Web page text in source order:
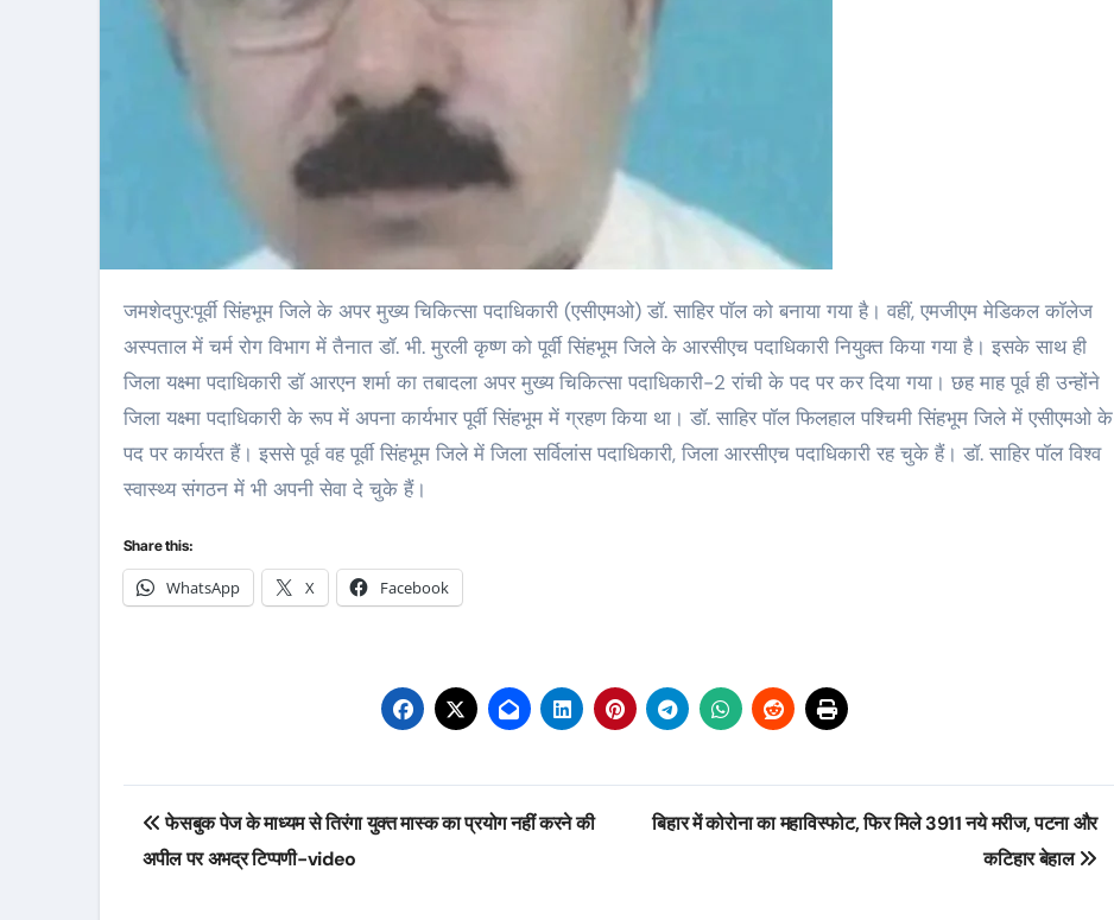
जमशेदपुर:पूर्वी सिंहभूम जिले के अपर मुख्य चिकित्सा पदाधिकारी (एसीएमओ) डॉ. साहिर पॉल को बनाया गया है। वहीं, एमजीएम मेडिकल कॉलेज
अस्पताल में चर्म रोग विभाग में तैनात डॉ. भी. मुरली कृष्ण को पूर्वी सिंहभूम जिले के आरसीएच पदाधिकारी नियुक्त किया गया है। इसके साथ ही
जिला यक्ष्मा पदाधिकारी डॉ आरएन शर्मा का तबादला अपर मुख्य चिकित्सा पदाधिकारी-2 रांची के पद पर कर दिया गया। छह माह पूर्व ही उन्होंने
जिला यक्ष्मा पदाधिकारी के रूप में अपना कार्यभार पूर्वी सिंहभूम में ग्रहण किया था। डॉ. साहिर पॉल फिलहाल पश्चिमी सिंहभूम जिले में एसीएमओ के
पद पर कार्यरत हैं। इससे पूर्व वह पूर्वी सिंहभूम जिले में जिला सर्विलांस पदाधिकारी, जिला आरसीएच पदाधिकारी रह चुके हैं। डॉ. साहिर पॉल विश्व
स्वास्थ्य संगठन में भी अपनी सेवा दे चुके हैं।
Share this:
WhatsApp X Facebook
Post
navigation
फेसबुक पेज के माध्यम से तिरंगा युक्त मास्क का प्रयोग नहीं करने की
अपील पर अभद्र टिप्पणी-video
बिहार में कोरोना का महाविस्फोट, फिर मिले 3911 नये मरीज, पटना और
कटिहार बेहाल